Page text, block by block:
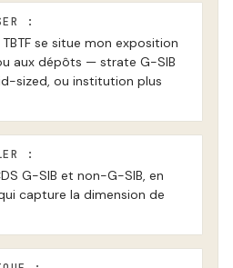
:
se situe mon exposition
aux dépôts — strate G-SIB
sized, ou institution plus
:
G-SIB et non-G-SIB, en
capture la dimension de